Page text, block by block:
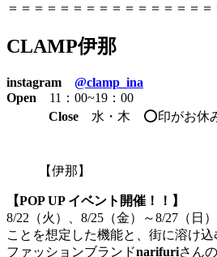
＝＝＝＝＝＝＝＝＝＝＝＝＝＝＝＝
CLAMP伊那
instagram @clamp_ina
Open 11：00~19：00
Close 水・木 ⭕️印がお休
【伊那】
【POP UP イベント開催！！】
8/22（火）、8/25（金）～8/27（日
ことを想定した機能と、街に溶け
ファッションブランドnarifuriさん